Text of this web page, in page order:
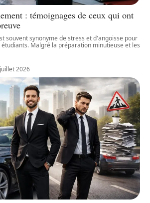
: témoignages de ceux qui ont
souvent synonyme de stress et d'angoisse pour
Malgré la préparation minutieuse et les
2026